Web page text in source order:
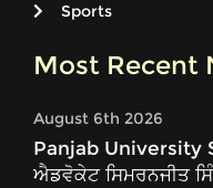
Sports
Most Recent
August 6th 2026
Panjab University
ਐਡਵੋਕੇਟ ਸਿਮਰਨਜੀਤ